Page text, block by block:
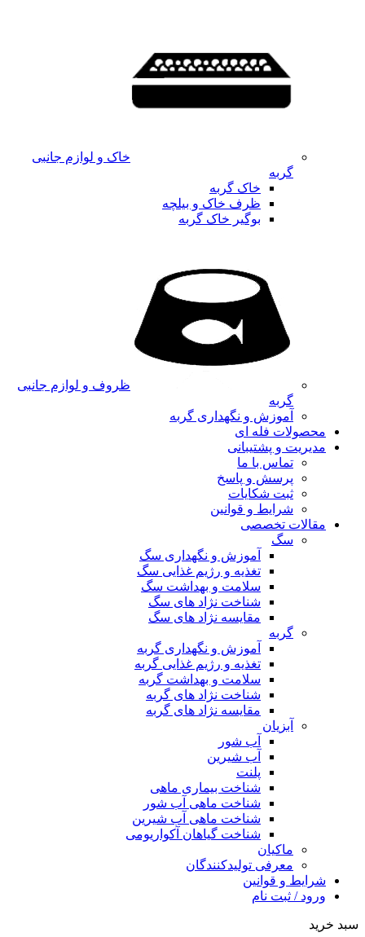
خاک و لوازم جانبی
گربه
خاک گربه
ظرف خاک و بیلچه
بوگیر خاک گربه
ظروف و لوازم جانبی
گربه
آموزش و نگهداری گربه
محصولات فله ای
مدیریت و پشتیبانی
تماس با ما
پرسش و پاسخ
ثبت شکایات
شرایط و قوانین
مقالات تخصصی
سگ
آموزش و نگهداری سگ
تغذیه و رژیم غذایی سگ
سلامت و بهداشت سگ
شناخت نژاد های سگ
مقایسه نژاد های سگ
گربه
آموزش و نگهداری گربه
تغذیه و رژیم غذایی گربه
سلامت و بهداشت گربه
شناخت نژاد های گربه
مقایسه نژاد های گربه
آبزیان
آب شور
آب شیرین
پلنت
شناخت بیماری ماهی
شناخت ماهی آب شور
شناخت ماهی آب شیرین
شناخت گیاهان آکواریومی
ماکیان
معرفی تولیدکنندگان
شرایط و قوانین
ورود / ثبت نام
سبد خرید